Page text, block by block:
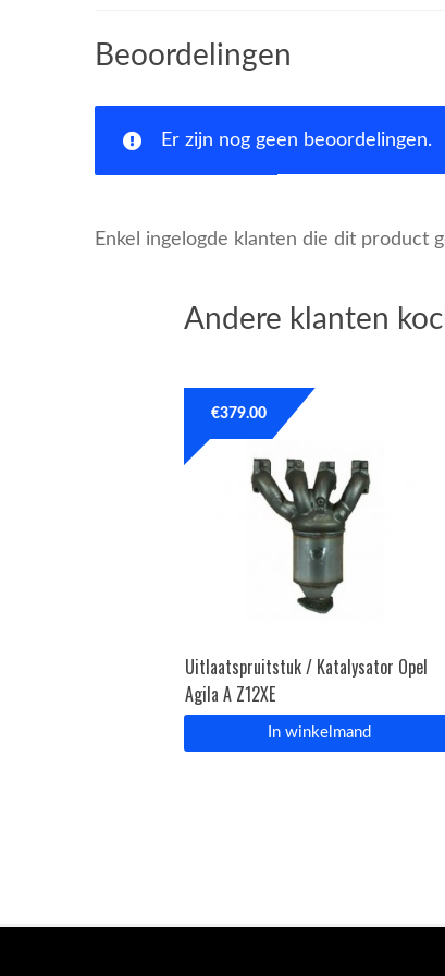
Beoordelingen
Er zijn nog geen beoordelingen.
Enkel ingelogde klanten die dit product
Andere klanten
Uitlaatspruitstuk / Katalysator Opel
Agila A Z12XE
€379.00
In winkelmand